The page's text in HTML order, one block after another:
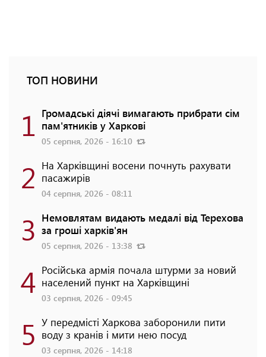
ТОП НОВИНИ
1 Громадські діячі вимагають прибрати сім
пам'ятників у Харкові
05 серпня, 2026 - 16:10
2 На Харківщині восени почнуть рахувати
пасажирів
04 серпня, 2026 - 08:11
3 Немовлятам видають медалі від Терехова
за гроші харків'ян
05 серпня, 2026 - 13:38
4 Російська армія почала штурми за новий
населений пункт на Харківщині
03 серпня, 2026 - 09:45
5 У передмісті Харкова заборонили пити
воду з кранів і мити нею посуд
03 серпня, 2026 - 14:18